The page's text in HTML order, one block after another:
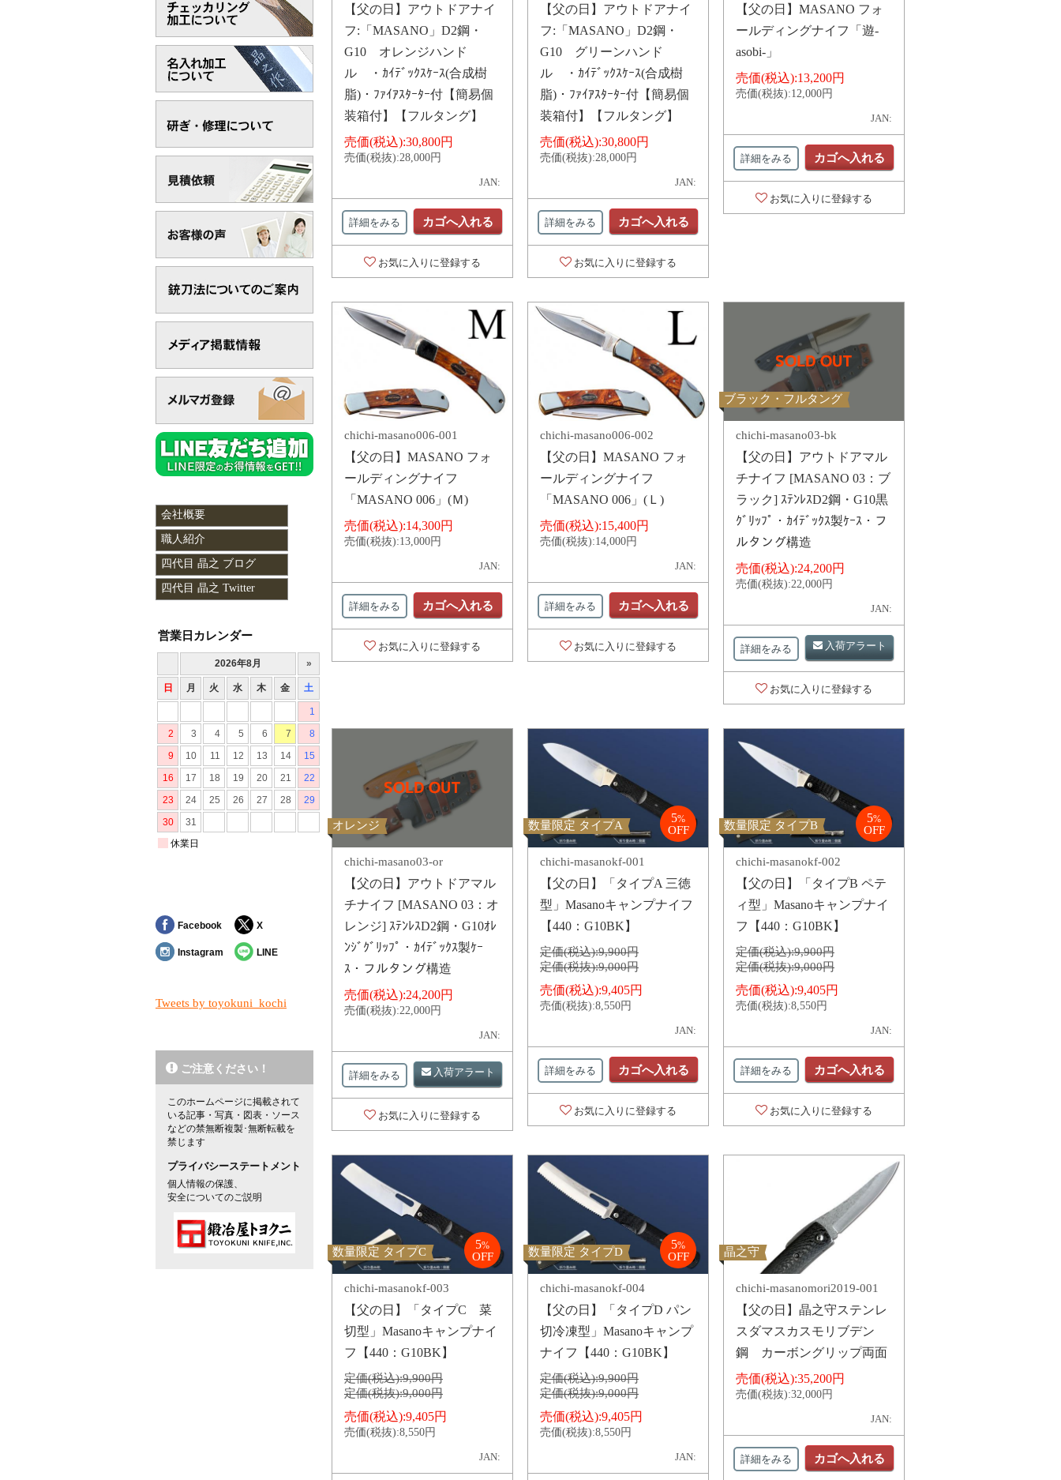
【父の日】アウトドアナイ
フ:「MASANO」D2鋼・
G10 オレンジハンド
ル ・ｶｲﾃﾞｯｸｽｹｰｽ(合成樹
脂)・ﾌｧｲｱｽﾀｰﾀｰ付【簡易個
装箱付】【フルタング】
売価(税込):30,800円
売価(税抜):28,000円
JAN:
詳細をみる カゴへ入れる
お気に入りに登録する
【父の日】アウトドアナイ
フ:「MASANO」D2鋼・
G10 グリーンハンド
ル ・ｶｲﾃﾞｯｸｽｹｰｽ(合成樹
脂)・ﾌｧｲｱｽﾀｰﾀｰ付【簡易個
装箱付】【フルタング】
売価(税込):30,800円
売価(税抜):28,000円
JAN:
詳細をみる カゴへ入れる
お気に入りに登録する
【父の日】MASANO フォ
ールディングナイフ「遊-
asobi-」
売価(税込):13,200円
売価(税抜):12,000円
JAN:
詳細をみる カゴへ入れる
お気に入りに登録する
chichi-masano006-001
【父の日】MASANO フォ
ールディングナイフ
「MASANO 006」(Ｍ)
売価(税込):14,300円
売価(税抜):13,000円
JAN:
詳細をみる カゴへ入れる
お気に入りに登録する
chichi-masano006-002
【父の日】MASANO フォ
ールディングナイフ
「MASANO 006」(Ｌ)
売価(税込):15,400円
売価(税抜):14,000円
JAN:
詳細をみる カゴへ入れる
お気に入りに登録する
ブラック・フルタング
chichi-masano03-bk
【父の日】アウトドアマル
チナイフ [MASANO 03：ブ
ラック] ｽﾃﾝﾚｽD2鋼・G10黒
ｸﾞﾘｯﾌﾟ・ｶｲﾃﾞｯｸｽ製ｹｰｽ・フ
ルタング構造
売価(税込):24,200円
売価(税抜):22,000円
JAN:
詳細をみる 入荷アラート
お気に入りに登録する
オレンジ
chichi-masano03-or
【父の日】アウトドアマル
チナイフ [MASANO 03：オ
レンジ] ｽﾃﾝﾚｽD2鋼・G10ｵﾚ
ﾝｼﾞｸﾞﾘｯﾌﾟ・ｶｲﾃﾞｯｸｽ製ｹｰ
ｽ・フルタング構造
売価(税込):24,200円
売価(税抜):22,000円
JAN:
詳細をみる 入荷アラート
お気に入りに登録する
数量限定 タイプA
5%
OFF
chichi-masanokf-001
【父の日】「タイプA 三徳
型」Masanoキャンプナイフ
【440：G10BK】
定価(税込):9,900円
定価(税抜):9,000円
売価(税込):9,405円
売価(税抜):8,550円
JAN:
詳細をみる カゴへ入れる
お気に入りに登録する
数量限定 タイプB
5%
OFF
chichi-masanokf-002
【父の日】「タイプB ペテ
ィ型」Masanoキャンプナイ
フ【440：G10BK】
定価(税込):9,900円
定価(税抜):9,000円
売価(税込):9,405円
売価(税抜):8,550円
JAN:
詳細をみる カゴへ入れる
お気に入りに登録する
数量限定 タイプC
5%
OFF
chichi-masanokf-003
【父の日】「タイプC 菜
切型」Masanoキャンプナイ
フ【440：G10BK】
定価(税込):9,900円
定価(税抜):9,000円
売価(税込):9,405円
売価(税抜):8,550円
JAN:
数量限定 タイプD
5%
OFF
chichi-masanokf-004
【父の日】「タイプD パン
切冷凍型」Masanoキャンプ
ナイフ【440：G10BK】
定価(税込):9,900円
定価(税抜):9,000円
売価(税込):9,405円
売価(税抜):8,550円
JAN:
晶之守
chichi-masanomori2019-001
【父の日】晶之守ステンレ
スダマスカスモリブデン
鋼 カーボングリップ両面
売価(税込):35,200円
売価(税抜):32,000円
JAN:
詳細をみる カゴへ入れる
会社概要
職人紹介
四代目 晶之 ブログ
四代目 晶之 Twitter
営業日カレンダー
Facebook X
Instagram LINE
Tweets by toyokuni_kochi
ご注意ください！
このホームページに掲載されて
いる記事・写真・図表・ソース
などの禁無断複製･無断転載を
禁じます
プライバシーステートメント
個人情報の保護、
安全についてのご説明